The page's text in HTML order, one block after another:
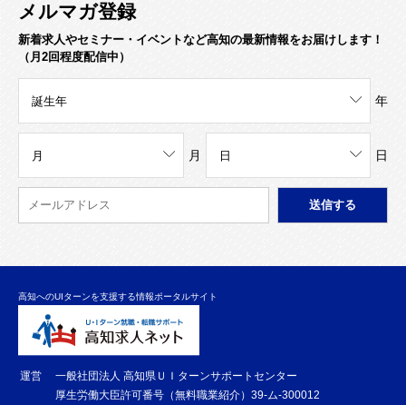
メルマガ登録
新着求人やセミナー・イベントなど高知の最新情報をお届けします！
（月2回程度配信中）
年
月 日
高知へのUIターンを支援する情報ポータルサイト
運営
一般社団法人 高知県ＵＩターンサポートセンター
厚生労働大臣許可番号（無料職業紹介）39-ム-300012